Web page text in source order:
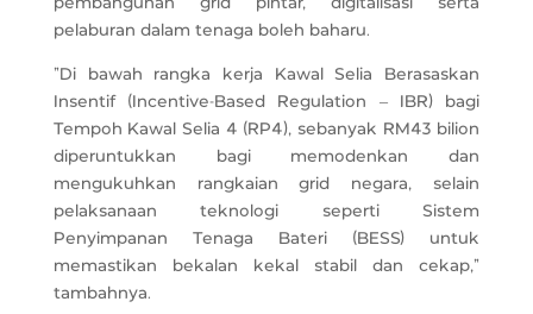
pembangunan grid pintar, digitalisasi serta
pelaburan dalam tenaga boleh baharu.
“Di bawah rangka kerja Kawal Selia Berasaskan
Insentif (Incentive-Based Regulation – IBR) bagi
Tempoh Kawal Selia 4 (RP4), sebanyak RM43 bilion
diperuntukkan bagi memodenkan dan
mengukuhkan rangkaian grid negara, selain
pelaksanaan teknologi seperti Sistem
Penyimpanan Tenaga Bateri (BESS) untuk
memastikan bekalan kekal stabil dan cekap,“
tambahnya.